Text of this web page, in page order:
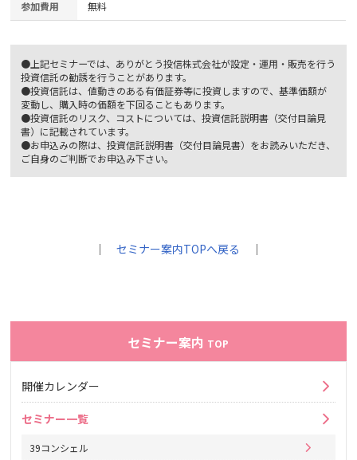
参加費用 無料
●上記セミナーでは、ありがとう投信株式会社が設定・運用・販売を行う
投資信託の勧誘を行うことがあります。
●投資信託は、値動きのある有価証券等に投資しますので、基準価額が
変動し、購入時の価額を下回ることもあります。
●投資信託のリスク、コストについては、投資信託説明書（交付目論見
書）に記載されています。
●お申込みの際は、投資信託説明書（交付目論見書）をお読みいただき、
ご自身のご判断でお申込み下さい。
｜セミナー案内TOPへ戻る ｜
セミナー案内 TOP
開催カレンダー
セミナー一覧
39コンシェル